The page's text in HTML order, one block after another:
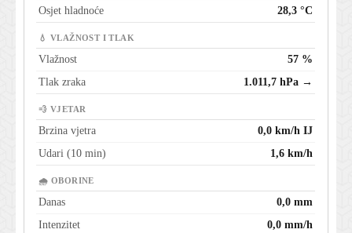
Osjet hladnoće
28,3 °C
💧 VLAŽNOST I TLAK
Vlažnost
57 %
Tlak zraka
1.011,7 hPa →
💨 VJETAR
Brzina vjetra
0,0 km/h IJ
Udari (10 min)
1,6 km/h
🌧 OBORINE
Danas
0,0 mm
Intenzitet
0,0 mm/h